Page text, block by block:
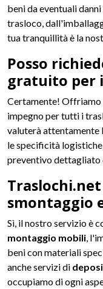
beni da eventuali
trasloco,
tua tranquillità è la
Posso
gratuito per
Certamente! Offriamo
impegno per tutti i
valuterà attentamente
le specificità
preventivo dettagliato
smontaggio
Sì, il nostro servizio è
montaggio mobili,
beni con materiali
anche servizi di
occupiamo di ogni